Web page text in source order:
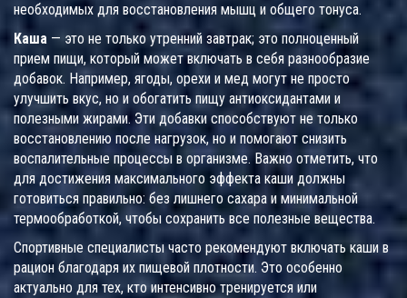
необходимых для восстановления мышц и общего тонуса.
Каша — это не только утренний завтрак; это полноценный
прием пищи, который может включать в себя разнообразие
добавок. Например, ягоды, орехи и мед могут не просто
улучшить вкус, но и обогатить пищу антиоксидантами и
полезными жирами. Эти добавки способствуют не только
восстановлению после нагрузок, но и помогают снизить
воспалительные процессы в организме. Важно отметить, что
для достижения максимального эффекта каши должны
готовиться правильно: без лишнего сахара и минимальной
термообработкой, чтобы сохранить все полезные вещества.
Спортивные специалисты часто рекомендуют включать каши в
рацион благодаря их пищевой плотности. Это особенно
актуально для тех, кто интенсивно тренируется или